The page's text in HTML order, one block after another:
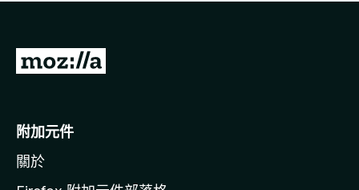
有
前
o
i
附加元件
關於